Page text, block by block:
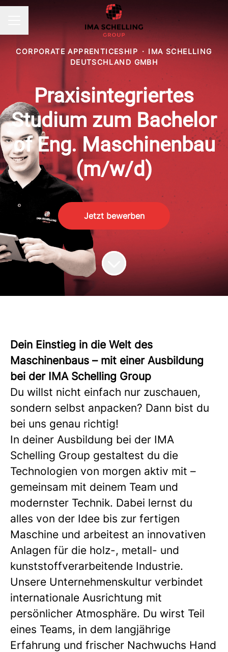
KARRIEREMENÜ
CORPORATE APPRENTICESHIP · IMA SCHELLING
DEUTSCHLAND GMBH
Praxisintegriertes
Studium zum Bachelor
of Eng. Maschinenbau
(m/w/d)
Jetzt bewerben
Dein Einstieg in die Welt des
Maschinenbaus – mit einer Ausbildung
bei der IMA Schelling Group
Du willst nicht einfach nur zuschauen,
sondern selbst anpacken? Dann bist du
bei uns genau richtig!
In deiner Ausbildung bei der IMA
Schelling Group gestaltest du die
Technologien von morgen aktiv mit –
gemeinsam mit deinem Team und
modernster Technik. Dabei lernst du
alles von der Idee bis zur fertigen
Maschine und arbeitest an innovativen
Anlagen für die holz-, metall- und
kunststoffverarbeitende Industrie.
Unsere Unternehmenskultur verbindet
internationale Ausrichtung mit
persönlicher Atmosphäre. Du wirst Teil
eines Teams, in dem langjährige
Erfahrung und frischer Nachwuchs Hand